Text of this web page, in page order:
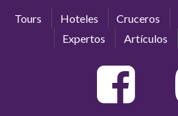
Tours Hoteles Cruceros
Expertos
Artículos